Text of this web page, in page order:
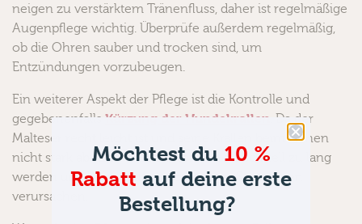
neigen zu verstärktem Tränenfluss, daher ist regelmäßige
Augenpflege wichtig. Überprüfe außerdem regelmäßig,
ob die Ohren sauber und trocken sind, um
Entzündungen vorzubeugen.
Ein weiterer Aspekt der Pflege ist die Kontrolle und
gegebenenfalls Kürzung der Hundekrallen . Da der
Malteser recht leicht ist und seine Krallen beim Gehen
nicht stark abnutzt werden, können sie schnell zu lang
werden und beim Laufen stören oder Schmerzen
verursachen.
Möchtest du 10 %
Rabatt auf deine erste
Bestellung?